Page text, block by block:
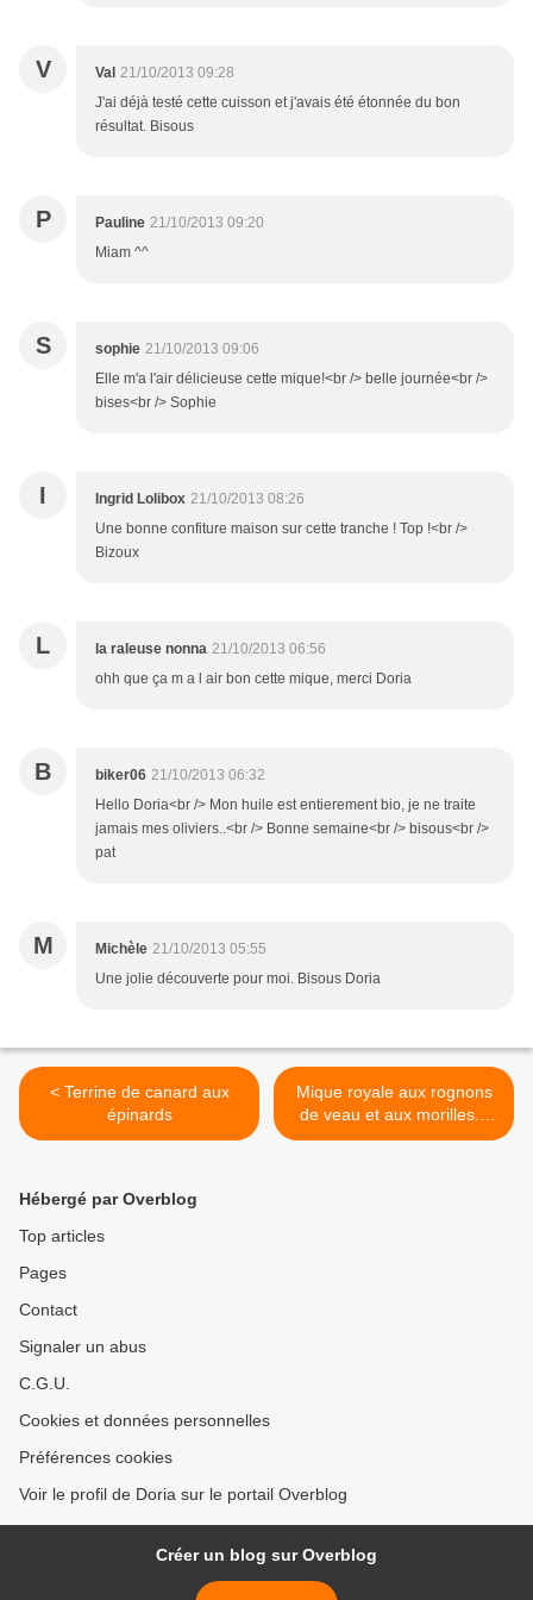
V Val 21/10/2013 09:28
J'ai déjà testé cette cuisson et j'avais été étonnée du bon
résultat. Bisous
P Pauline 21/10/2013 09:20
Miam ^^
S sophie 21/10/2013 09:06
Elle m'a l'air délicieuse cette mique!<br /> belle journée<br />
bises<br /> Sophie
I Ingrid Lolibox 21/10/2013 08:26
Une bonne confiture maison sur cette tranche ! Top !<br />
Bizoux
L la raleuse nonna 21/10/2013 06:56
ohh que ça m a l air bon cette mique, merci Doria
B biker06 21/10/2013 06:32
Hello Doria<br /> Mon huile est entierement bio, je ne traite
jamais mes oliviers..<br /> Bonne semaine<br /> bisous<br />
pat
M Michèle 21/10/2013 05:55
Une jolie découverte pour moi. Bisous Doria
< Terrine de canard aux
épinards
Mique royale aux rognons
de veau et aux morilles...
Recette de Georges Blanc
Hébergé par Overblog
Top articles
Pages
Contact
Signaler un abus
C.G.U.
Cookies et données personnelles
Préférences cookies
Voir le profil de Doria sur le portail Overblog
Créer un blog sur Overblog